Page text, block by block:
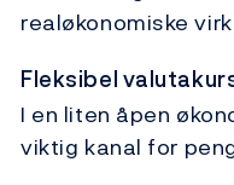
realøkonomiske
Fleksibel
I en liten åpen
viktig kanal for